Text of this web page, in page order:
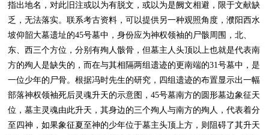
指出地名，对此旧注或以为有脱文，或以为是阙文相避，限于文献缺
乏，无法落实。联系考古资料，可以提供另一种观照角度，濮阳西水
坡仰韶大墓遗址的45号墓中，身份应为神权领袖的尸骸周围，北、
东、西三个方位，分别有殉人骸骨，但墓主人头顶以上也就是代表南
方的殉人是缺失的，而在与其相隔两组遗迹的更南端的31号墓中，是
一位少年的尸骨。根据冯时先生的研究，四组遗迹的布置显示出一幅
部落神权领袖死后灵魂升天的示意图，45号墓南方的圆形墓边象征天
位，墓主灵魂由此升天，其身边的三个殉人与南方的殉人，代表着分
至四神，如果象征夏至神的少年位于墓主头顶上方，则阻碍了其升天